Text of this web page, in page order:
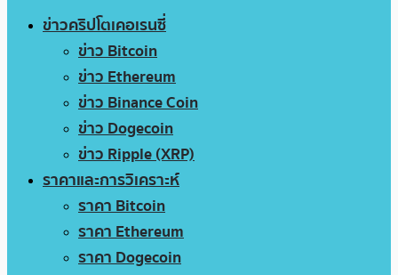
ข่าวคริปโตเคอเรนซี่
ข่าว Bitcoin
ข่าว Ethereum
ข่าว Binance Coin
ข่าว Dogecoin
ข่าว Ripple (XRP)
ราคาและการวิเคราะห์
ราคา Bitcoin
ราคา Ethereum
ราคา Dogecoin